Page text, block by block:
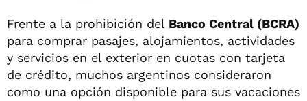
Frente a la prohibición del Banco Central (BCRA)
para comprar pasajes, alojamientos, actividades
y servicios en el exterior en cuotas con tarjeta
de crédito, muchos argentinos consideraron
como una opción disponible para sus vacaciones